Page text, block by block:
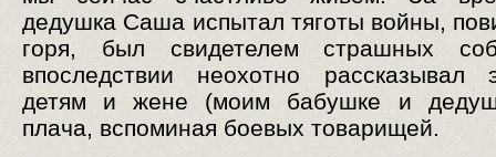
дедушка Саша испытал тяготы войны,
горя, был свидетелем страшных
впоследствии неохотно рассказывал
детям и жене (моим бабушке и
плача, вспоминая боевых товарищей.